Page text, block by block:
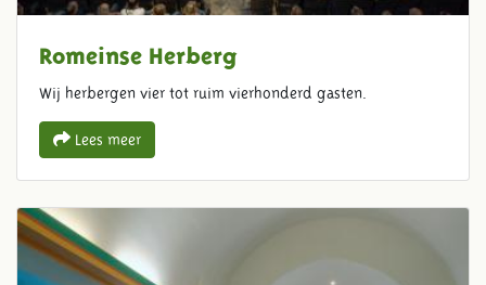
Romeinse Herberg
Wij herbergen vier tot ruim vierhonderd gasten.
Lees meer